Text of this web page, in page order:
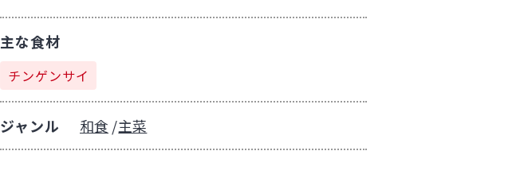
主な食材
チンゲンサイ
ジャンル 和食 主菜